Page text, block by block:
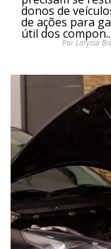
donos de
de ações para
útil dos compon...
Por Laryssa